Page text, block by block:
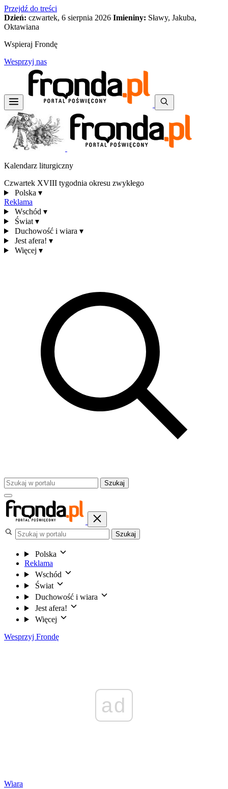
Przejdź do treści
Dzień: czwartek, 6 sierpnia 2026 Imieniny: Sławy, Jakuba,
Oktawiana
Wspieraj Frondę
Wesprzyj nas
Kalendarz liturgiczny
Czwartek XVIII tygodnia okresu zwykłego
Polska ▾
Reklama
Wschód ▾
Świat ▾
Duchowość i wiara ▾
Jest afera! ▾
Więcej ▾
Szukaj
Szukaj
Polska
Reklama
Wschód
Świat
Duchowość i wiara
Jest afera!
Więcej
Wesprzyj Frondę
ad
Wiara